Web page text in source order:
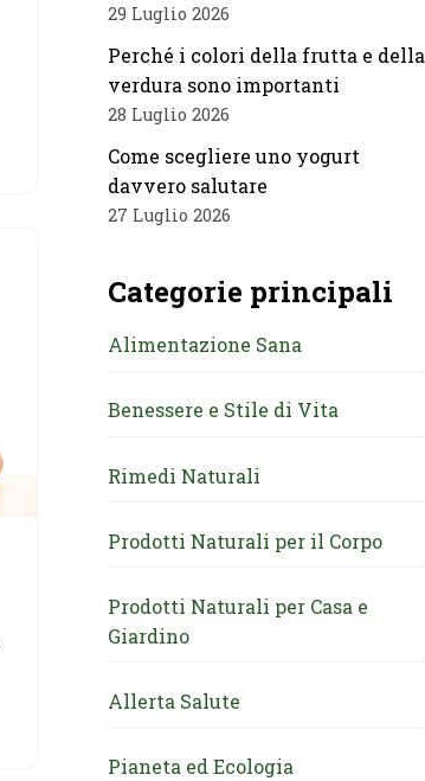
29 Luglio 2026
Perché i colori della frutta e della
verdura sono importanti
28 Luglio 2026
Come scegliere uno yogurt
davvero salutare
27 Luglio 2026
Categorie principali
Alimentazione Sana
Benessere e Stile di Vita
Rimedi Naturali
Prodotti Naturali per il Corpo
Prodotti Naturali per Casa e
Giardino
Allerta Salute
Pianeta ed Ecologia